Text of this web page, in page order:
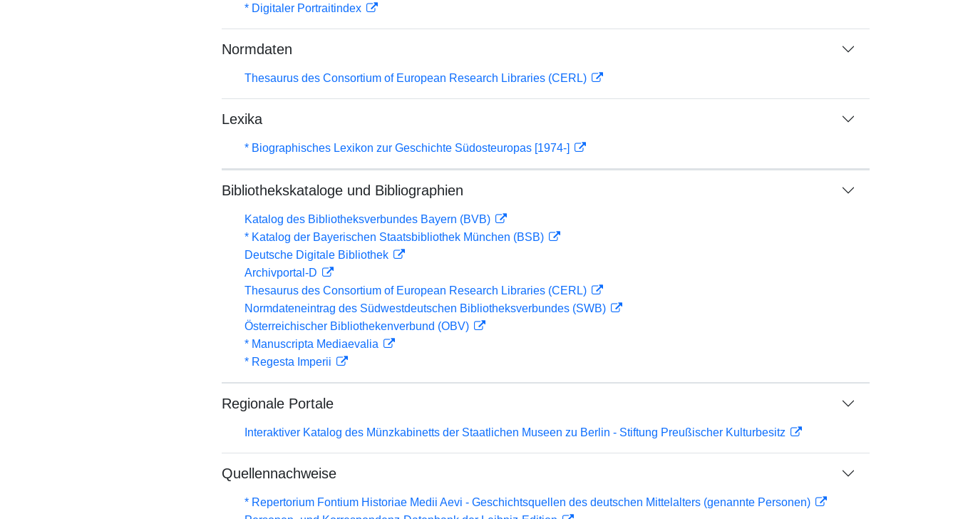
* Digitaler Portraitindex
Normdaten
Thesaurus des Consortium of European Research Libraries (CERL)
Lexika
* Biographisches Lexikon zur Geschichte Südosteuropas [1974-]
Bibliothekskataloge und Bibliographien
Katalog des Bibliotheksverbundes Bayern (BVB)
* Katalog der Bayerischen Staatsbibliothek München (BSB)
Deutsche Digitale Bibliothek
Archivportal-D
Thesaurus des Consortium of European Research Libraries (CERL)
Normdateneintrag des Südwestdeutschen Bibliotheksverbundes (SWB)
Österreichischer Bibliothekenverbund (OBV)
* Manuscripta Mediaevalia
* Regesta Imperii
Regionale Portale
Interaktiver Katalog des Münzkabinetts der Staatlichen Museen zu Berlin - Stiftung Preußischer Kulturbesitz
Quellennachweise
* Repertorium Fontium Historiae Medii Aevi - Geschichtsquellen des deutschen Mittelalters (genannte Personen)